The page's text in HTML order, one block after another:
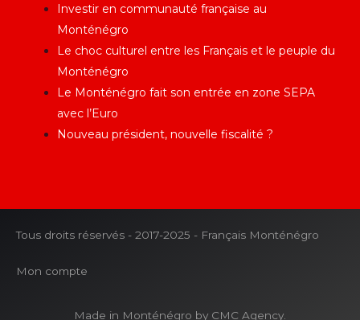
Investir en communauté française au
Monténégro
Le choc culturel entre les Français et le peuple du
Monténégro
Le Monténégro fait son entrée en zone SEPA
avec l’Euro
Nouveau président, nouvelle fiscalité ?
Tous droits réservés - 2017-2025 - Français Monténégro
Mon compte
Made in Monténégro by CMC Agency.